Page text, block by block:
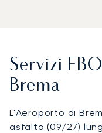
Servizi
Brema
L'Aeroporto di
asfalto (09/27)